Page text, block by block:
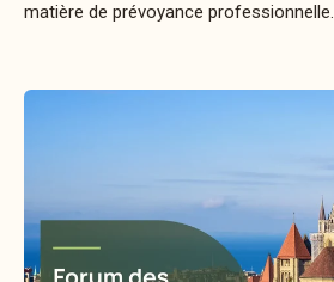
matière de prévoyance professionnelle.